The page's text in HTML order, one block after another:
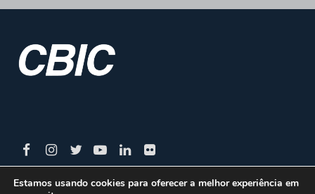
Estamos usando cookies para oferecer a melhor experiência em